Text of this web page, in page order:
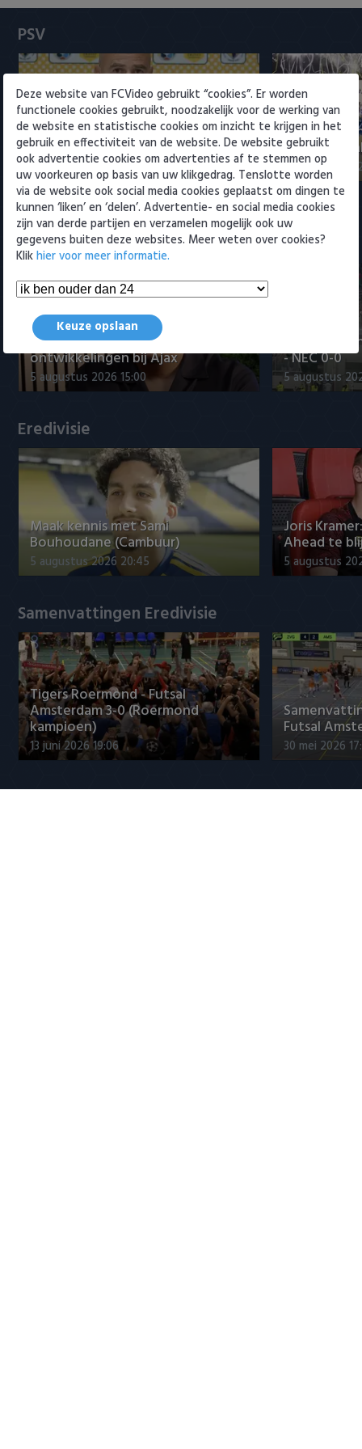
NAC Breda
PEC Zwolle
PSV
Roda JC
SC Heerenveen
Sparta
Vitesse
VVV Venlo
Willem II
PSV
Rampstart voor PSV: pak slaag
voor landskampioen
3 augustus 2026 01:03
Cruijff
3 augustus
Meest bekeken
Maduro positief over
ontwikkelingen bij Ajax
5 augustus 2026 15:00
- NEC 0-0
5 augustus
Eredivisie
Maak kennis met Sami
Bouhoudane (Cambuur)
5 augustus 2026 20:45
Joris
Ahead te
5 augustus
Samenvattingen Eredivisie
Tigers Roermond - Futsal
Amsterdam 3-0 (Roermond
kampioen)
13 juni 2026 19:06
Futsal
30 mei 2026
Jupiler League
Deze website van FCVideo gebruikt “cookies”. Er worden
functionele cookies gebruikt, noodzakelijk voor de werking van
de website en statistische cookies om inzicht te krijgen in het
gebruik en effectiviteit van de website. De website gebruikt
ook advertentie cookies om advertenties af te stemmen op
uw voorkeuren op basis van uw klikgedrag. Tenslotte worden
via de website ook social media cookies geplaatst om dingen te
kunnen ‘liken’ en ‘delen’. Advertentie- en social media cookies
zijn van derde partijen en verzamelen mogelijk ook uw
gegevens buiten deze websites. Meer weten over cookies?
Klikhier voor meer informatie.
Keuze opslaan